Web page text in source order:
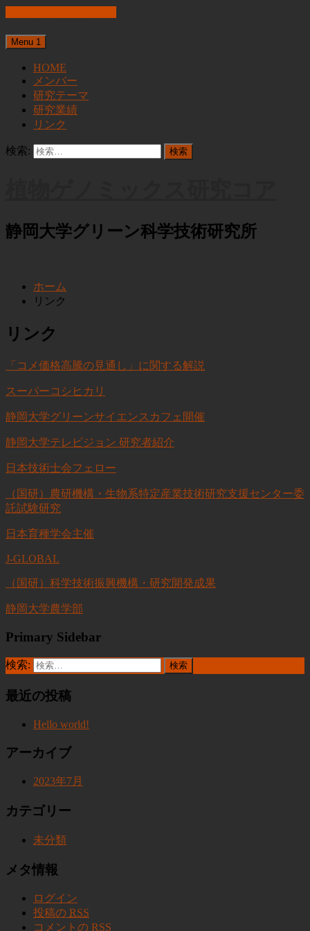
Menu 1
HOME
メンバー
研究テーマ
研究業績
リンク
検索:
静岡大学グリーン科学技術研究所
ホーム
リンク
リンク
「コメ価格高騰の見通し」に関する解説
スーパーコシヒカリ
静岡大学グリーンサイエンスカフェ開催
静岡大学テレビジョン 研究者紹介
日本技術士会フェロー
（国研）農研機構・生物系特定産業技術研究支援センター委
託試験研究
日本育種学会主催
J-GLOBAL
（国研）科学技術振興機構・研究開発成果
静岡大学農学部
Primary Sidebar
検索:
最近の投稿
Hello world!
アーカイブ
2023年7月
カテゴリー
未分類
メタ情報
ログイン
投稿の RSS
コメントの RSS